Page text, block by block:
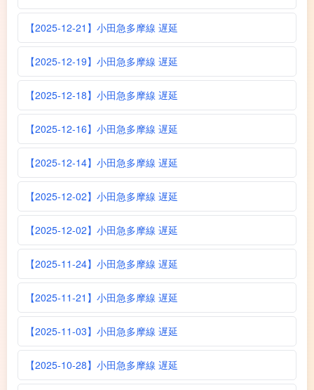
【2025-12-21】小田急多摩線 遅延
【2025-12-19】小田急多摩線 遅延
【2025-12-18】小田急多摩線 遅延
【2025-12-16】小田急多摩線 遅延
【2025-12-14】小田急多摩線 遅延
【2025-12-02】小田急多摩線 遅延
【2025-12-02】小田急多摩線 遅延
【2025-11-24】小田急多摩線 遅延
【2025-11-21】小田急多摩線 遅延
【2025-11-03】小田急多摩線 遅延
【2025-10-28】小田急多摩線 遅延